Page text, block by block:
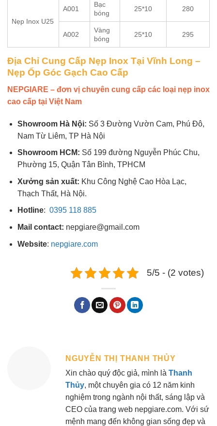
Nẹp Inox U25
A001
Bạc
bóng
25*10 280
A002
Vàng
bóng
25*10 295
Địa Chỉ Cung Cấp Nẹp Inox Tại Vĩnh Long –
Nẹp Ốp Góc Gạch Cao Cấp
NEPGIARE – đơn vị chuyên cung cấp các loại nẹp inox
cao cấp tại Việt Nam
Showroom Hà Nội: Số 3 Đường Vườn Cam, Phú Đô,
Nam Từ Liêm, TP Hà Nội
Showroom HCM: Số 199 đường Nguyễn Phúc Chu,
Phường 15, Quận Tân Bình, TPHCM
Xưởng sản xuất: Khu Công Nghệ Cao Hòa Lạc,
Thạch Thất, Hà Nội.
Hotline: 0395 118 885
Mail contact: nepgiare@gmail.com
Website: nepgiare.com
5/5 - (2 votes)
NGUYỄN THỊ THANH THỦY
Xin chào quý độc giả, mình là Thanh
Thủy, một chuyên gia có 12 năm kinh
nghiệm trong ngành nội thất, sáng lập và
CEO của trang web nepgiare.com. Với sứ
mệnh mang đến không gian sống đẹp và